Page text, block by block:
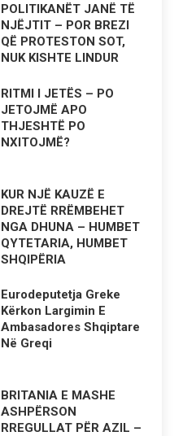
POLITIKANËT JANË TË
NJËJTIT – POR BREZI
QË PROTESTON SOT,
NUK KISHTE LINDUR
RITMI I JETËS – PO
JETOJMË APO
THJESHTË PO
NXITOJMË?
KUR NJË KAUZË E
DREJTË RRËMBEHET
NGA DHUNA – HUMBET
QYTETARIA, HUMBET
SHQIPËRIA
Eurodeputetja Greke
Kërkon Largimin E
Ambasadores Shqiptare
Në Greqi
BRITANIA E MASHE
ASHPËRSON
RREGULLAT PËR AZIL –